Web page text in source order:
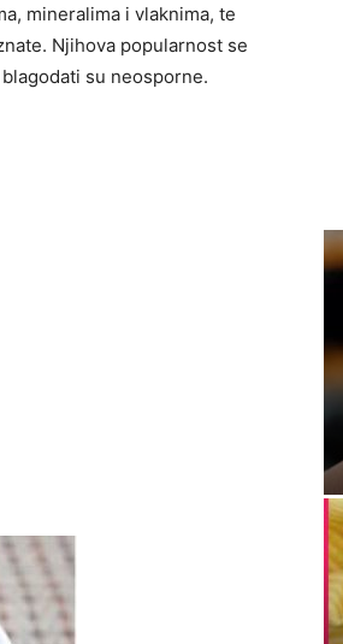
mineralima i vlaknima, te
Njihova popularnost se
su neosporne.